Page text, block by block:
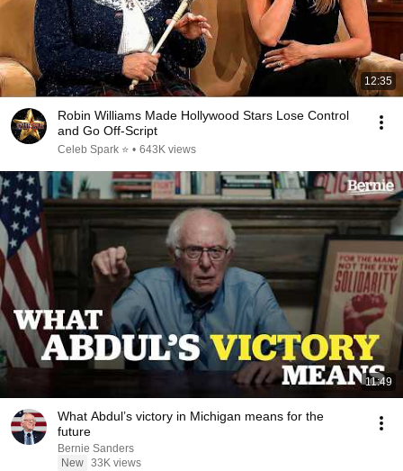
12:35
Robin Williams Made Hollywood Stars Lose Control
and Go Off-Script
Celeb Spark ⭐ • 643K views
11:49
What Abdul’s victory in Michigan means for the
future
Bernie Sanders
New 33K views